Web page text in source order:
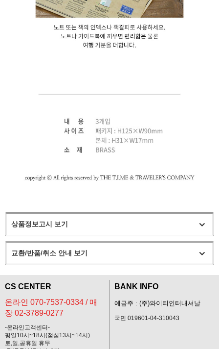
상품정보고시 보기
교환/반품/취소 안내 보기
CS CENTER
온라인 070-7537-0334 / 매
장 02-3789-0277
-온라인고객센터-
평일10시~18시(점심13시~14시)
토,일,공휴일 휴무
BANK INFO
예금주 : (주)와이티인터내셔날
국민 019601-04-310043